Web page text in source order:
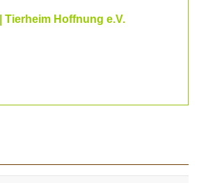
Tierheim Hoffnung e.V.